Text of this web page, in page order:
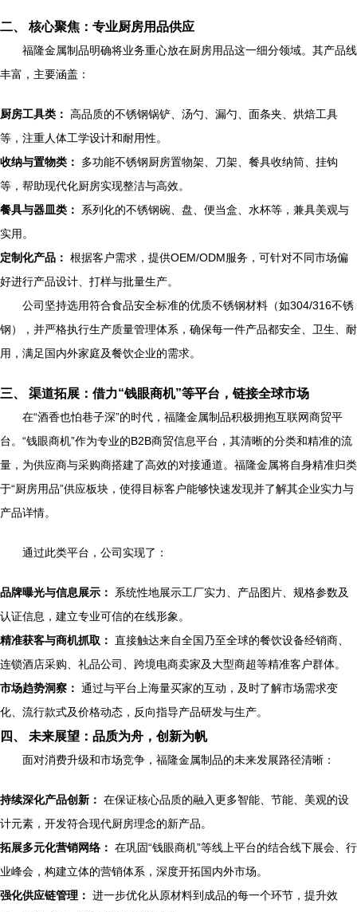
二、 核心聚焦：专业厨房用品供应
福隆金属制品明确将业务重心放在厨房用品这一细分领域。其产品线
丰富，主要涵盖：
厨房工具类： 高品质的不锈钢锅铲、汤勺、漏勺、面条夹、烘焙工具
等，注重人体工学设计和耐用性。
收纳与置物类：
多功能不锈钢厨房置物架、刀架、餐具收纳筒、挂钩
等，帮助现代化厨房实现整洁与高效。
餐具与器皿类：
系列化的不锈钢碗、盘、便当盒、水杯等，兼具美观与
实用。
定制化产品： 根据客户需求，提供OEM/ODM服务，可针对不同市场偏
好进行产品设计、打样与批量生产。
公司坚持选用符合食品安全标准的优质不锈钢材料（如304/316不锈
钢），并严格执行生产质量管理体系，确保每一件产品都安全、卫生、耐
用，满足国内外家庭及餐饮企业的需求。
三、 渠道拓展：借力“钱眼商机”等平台，链接全球市场
在“酒香也怕巷子深”的时代，福隆金属制品积极拥抱互联网商贸平
台。“钱眼商机”作为专业的B2B商贸信息平台，其清晰的分类和精准的流
量，为供应商与采购商搭建了高效的对接通道。福隆金属将自身精准归类
于“厨房用品”供应板块，使得目标客户能够快速发现并了解其企业实力与
产品详情。
通过此类平台，公司实现了：
品牌曝光与信息展示：
系统性地展示工厂实力、产品图片、规格参数及
认证信息，建立专业可信的在线形象。
精准获客与商机抓取： 直接触达来自全国乃至全球的餐饮设备经销商、
连锁酒店采购、礼品公司、跨境电商卖家及大型商超等精准客户群体。
市场趋势洞察： 通过与平台上海量买家的互动，及时了解市场需求变
化、流行款式及价格动态，反向指导产品研发与生产。
四、 未来展望：品质为舟，创新为帆
面对消费升级和市场竞争，福隆金属制品的未来发展路径清晰：
持续深化产品创新： 在保证核心品质的融入更多智能、节能、美观的设
计元素，开发符合现代厨房理念的新产品。
拓展多元化营销网络： 在巩固“钱眼商机”等线上平台的结合线下展会、行
业峰会，构建立体的营销体系，深度开拓国内外市场。
强化供应链管理： 进一步优化从原材料到成品的每一个环节，提升效